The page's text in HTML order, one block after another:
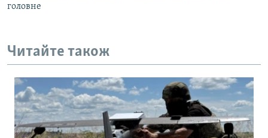
головне
Читайте також